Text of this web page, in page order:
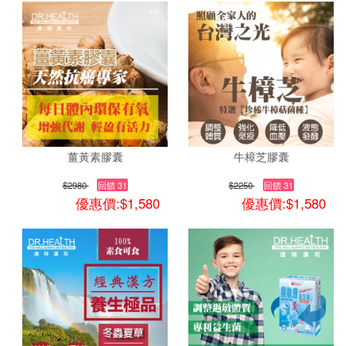
薑黃素膠囊
$2980 回饋 31
優惠價:$1,580
牛樟芝膠囊
$2250 回饋 31
優惠價:$1,580